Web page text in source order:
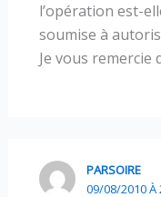
l’opération est-
soumise à
Je vous remercie
PARSOIRE
09/08/2010 À